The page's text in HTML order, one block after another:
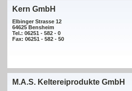
Kern GmbH
Elbinger Strasse 12
64625 Bensheim
Tel.: 06251 - 582 - 0
Fax: 06251 - 582 - 50
M.A.S. Keltereiprodukte GmbH